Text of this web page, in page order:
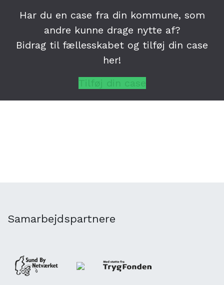
Har du en case fra din kommune, som
andre kunne drage nytte af?
Bidrag til fællesskabet og tilføj din case
her!
Tilføj din case
Samarbejdspartnere